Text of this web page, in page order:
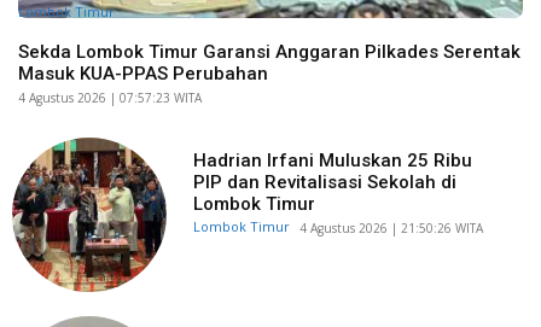
Lombok Timur
Sekda Lombok Timur Garansi Anggaran Pilkades Serentak
Masuk KUA-PPAS Perubahan
​4 Agustus 2026 | 07:57:23 WITA
Hadrian Irfani Muluskan 25 Ribu
PIP dan Revitalisasi Sekolah di
Lombok Timur
Lombok Timur ​4 Agustus 2026 | 21:50:26 WITA